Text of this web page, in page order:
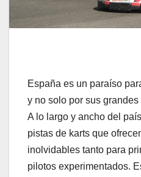
España es un paraíso
y no solo por sus
A lo largo y ancho del
pistas de karts que
inolvidables tanto para
pilotos experimentados.